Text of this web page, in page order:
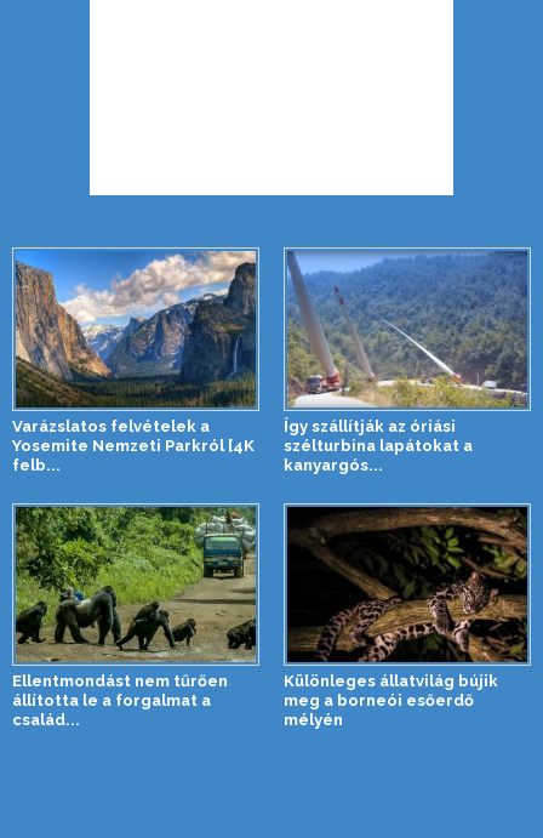
Varázslatos felvételek a
Yosemite Nemzeti Parkról [4K
felb...
Így szállítják az óriási
szélturbina lapátokat a
kanyargós...
Ellentmondást nem tűrően
állította le a forgalmat a
család...
Különleges állatvilág bújik
meg a borneói esőerdő
mélyén